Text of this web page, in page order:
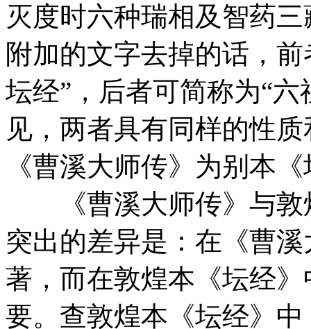
灭度时六种瑞相及智药
附加的文字去掉的话，
坛经”，后者可简称为“
见，两者具有同样的性
《曹溪大师传》为别本
《曹溪大师传》与敦
突出的差异是：在《曹
著，而在敦煌本《坛经
要。查敦煌本《坛经》